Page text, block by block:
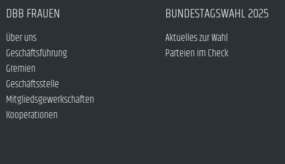
DBB FRAUEN
Über uns
Geschäftsführung
Gremien
Geschäftsstelle
Mitgliedsgewerkschaften
Kooperationen
BUNDESTAGSWAHL 2025
Aktuelles zur Wahl
Parteien im Check